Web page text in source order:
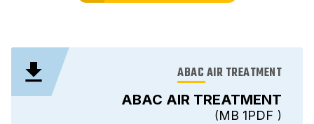
ABAC AIR TREATMENT
ABAC AIR TREATMENT
1 MBPDF